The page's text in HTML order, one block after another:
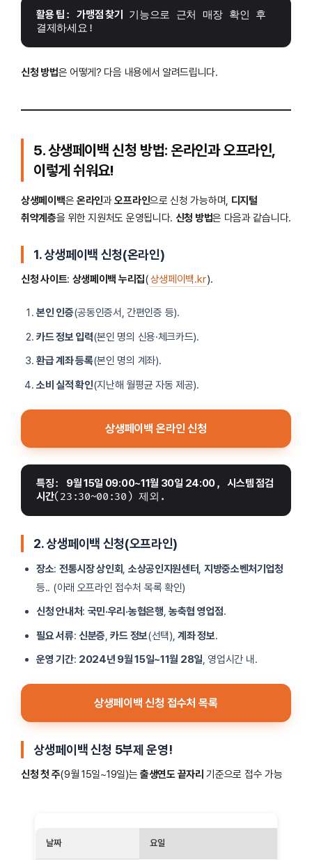
활용 팁 : 가맹점 찾기
기능으로 근처 매장 확인 후
결제하세요!
신청 방법은 어떻게? 다음 내용에서 알려드립니다.
5. 상생페이백 신청 방법: 온라인과 오프라인,
이렇게 쉬워요!
상생페이백은 온라인과오프라인으로 신청 가능하며, 디지털
취약계층을 위한 지원처도 운영됩니다. 신청 방법은 다음과 같습니다.
1. 상생페이백 신청(온라인)
신청 사이트: 상생페이백 누리집(상생페이백.kr).
본인 인증(공동인증서, 간편인증 등).
카드 정보 입력(본인 명의 신용·체크카드).
환급 계좌 등록(본인 명의 계좌).
소비 실적 확인(지난해 월평균 자동 제공).
상생페이백 온라인 신청
특징: 9월 15일 09:00~11월 30일 24:00, 시스템 점검
시간(23:30~00:30) 제외.
2.상생페이백 신청(오프라인)
장소: 전통시장 상인회, 소상공인지원센터, 지방중소벤처기업청
등.. (아래 오프라인 접수처 목록 확인)
신청 안내처: 국민·우리·농협은행,농축협 영업점.
필요 서류: 신분증,카드 정보(선택),계좌 정보.
운영 기간: 2024년 9월 15일~11월 28일, 영업시간 내.
상생페이백 신청 접수처 목록
상생페이백 신청 5부제 운영!
신청 첫 주(9월 15일~19일)는출생연도 끝자리 기준으로 접수 가능
날짜 요일